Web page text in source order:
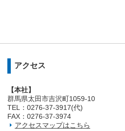
アクセス
【本社】
群馬県太田市吉沢町1059-10
TEL：0276-37-3917(代)
FAX：0276-37-3974
アクセスマップはこちら